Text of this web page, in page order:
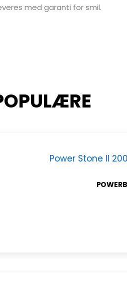
med garanti for smil.